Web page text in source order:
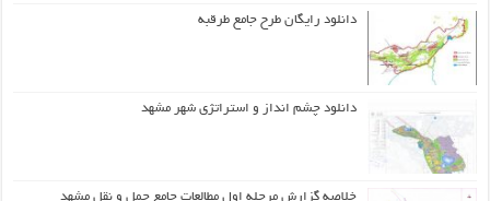
دانلود رایگان طرح جامع طرقبه
دانلود چشم انداز و استراتژی شهر مشهد
خلاصه گزارش مرحله اول مطالعات جامع حمل و نقل مشهد